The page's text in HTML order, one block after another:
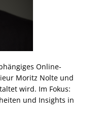
Online-
Moritz Nolte und
wird. Im Fokus:
und Insights in